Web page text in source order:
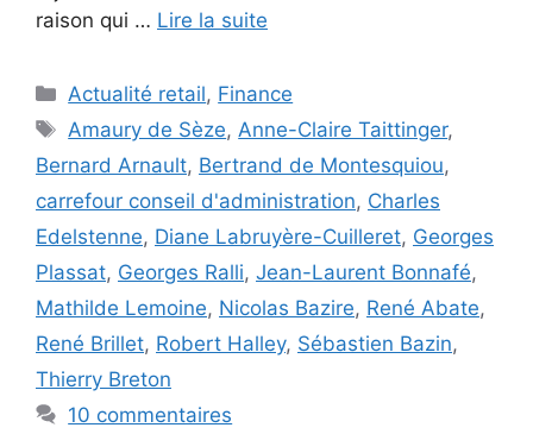
raison qui … Lire la suite
Catégories
Actualité retail, Finance
Étiquettes
Amaury de Sèze,Anne-Claire Taittinger,
Bernard Arnault, Bertrand de Montesquiou,
carrefour conseil d'administration, Charles
Edelstenne, Diane Labruyère-Cuilleret, Georges
Plassat, Georges Ralli, Jean-Laurent Bonnafé,
Mathilde Lemoine, Nicolas Bazire, René Abate,
René Brillet, Robert Halley, Sébastien Bazin,
Thierry Breton
10 commentaires